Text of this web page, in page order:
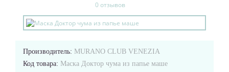
0 отзывов
Производитель: MURANO CLUB VENEZIA
Код товара: Маска Доктор чума из папье маше